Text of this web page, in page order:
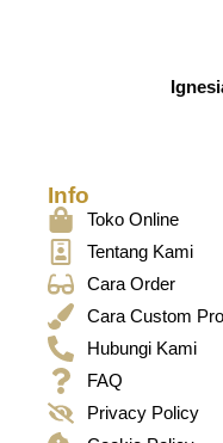
Info
Toko Online
Tentang Kami
Cara Order
Cara Custom
Hubungi Kami
FAQ
Privacy Policy